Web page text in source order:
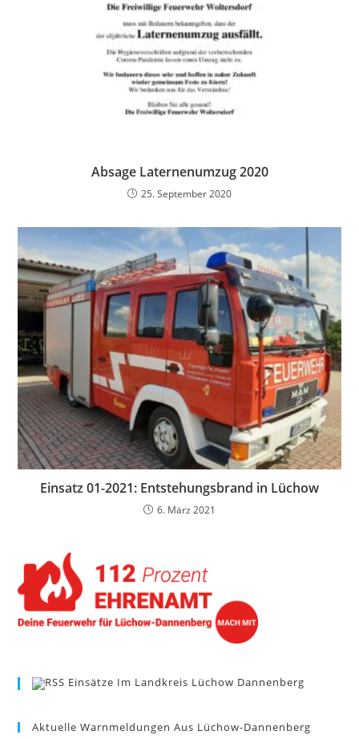
Absage Laternenumzug 2020
25. September 2020
Einsatz 01-2021: Entstehungsbrand in Lüchow
6. März 2021
Einsätze Im Landkreis Lüchow Dannenberg
Aktuelle Warnmeldungen Aus Lüchow-Dannenberg